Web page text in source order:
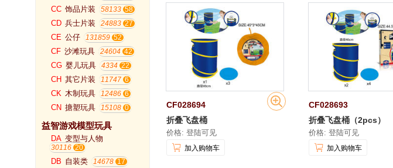
CC 饰品片装 58133
CD 兵士片装 24883
CE 公仔 131859
CF 沙滩玩具 24604
CG 婴儿玩具 4334
CH 其它片装 11747
CK 木制玩具 12486
CN 搪塑玩具 15108
益智游戏模型玩具
DA 变型与人物
30116
DB 自装类 14678
CF028694
折叠飞盘桶
价格: 登陆可见
加入购物车
CF028693
折叠飞盘桶（2pcs）
价格: 登陆可见
加入购物车